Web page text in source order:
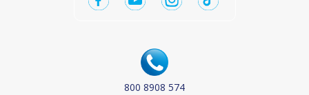
800 8908 574